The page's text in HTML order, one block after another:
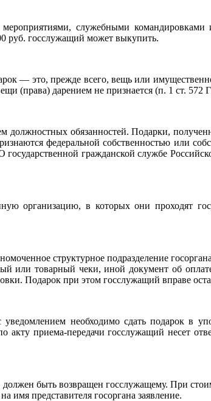
служебными
руб. госслужащий может выкупить.
— это, прежде всего, вещь или
(права) дарением не признается (п. 1 ст.
обязанностей. Подарки,
федеральной собственностью или
гражданской службе
организацию, в которых они проходят
структурное подразделение
или товарный чеки, иной документ об
Подарок при этом госслужащий вправе
необходимо сдать подарок в
приема-передачи госслужащий несет
должен быть возвращен госслужащему. При
имя представителя госоргана заявление.